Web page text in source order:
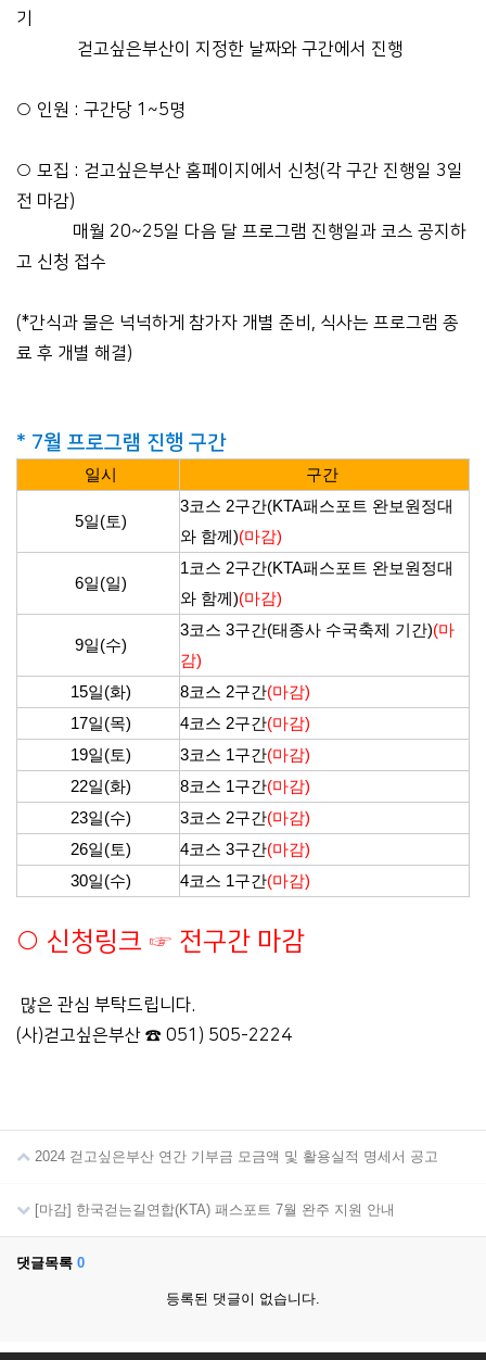
기
걷고싶은부산이 지정한 날짜와 구간에서 진행
○ 인원 : 구간당 1~5명
○ 모집 : 걷고싶은부산 홈페이지에서 신청(각 구간 진행일 3일
전 마감)
매월 20~25일 다음 달 프로그램 진행일과 코스 공지하
고 신청 접수
(*간식과 물은 넉넉하게 참가자 개별 준비, 식사는 프로그램 종
료 후 개별 해결)
* 7월 프로그램 진행 구간
일시 구간
5일(토)
3코스 2구간(KTA패스포트 완보원정대
와 함께)(마감)
6일(일)
1코스 2구간(KTA패스포트 완보원정대
와 함께)(마감)
9일(수)
3코스 3구간(태종사 수국축제 기간)(마
감)
15일(화)
8코스 2구간(마감)
17일(목)
4코스 2구간(마감)
19일(토)
3코스 1구간(마감)
22일(화)
8코스 1구간(마감)
23일(수)
3코스 2구간(마감)
26일(토)
4코스 3구간(마감)
30일(수)
4코스 1구간(마감)
○ 신청링크 ☞ 전구간 마감
많은 관심 부탁드립니다.
(사)걷고싶은부산 ☎ 051) 505-2224
2024 걷고싶은부산 연간 기부금 모금액 및 활용실적 명세서 공고
[마감] 한국걷는길연합(KTA) 패스포트 7월 완주 지원 안내
댓글목록 0
등록된 댓글이 없습니다.